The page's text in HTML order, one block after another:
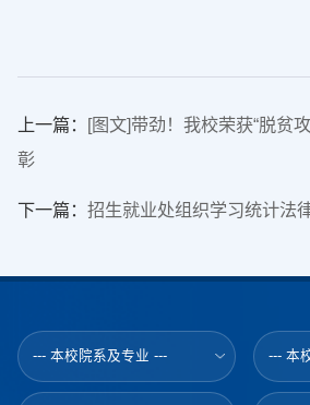
上一篇： [图文]带劲！我校荣获“脱贫
彰
下一篇： 招生就业处组织学习统计法
--- 本校院系及专业 --- --- 本